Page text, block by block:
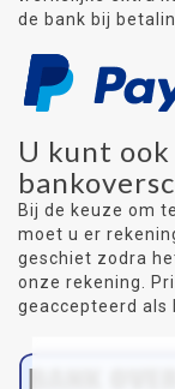
de bank bij
U kunt
Bij de keuze om
moet u er
geschiet zodra
onze rekening.
geaccepteerd als